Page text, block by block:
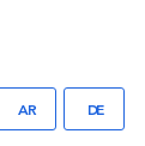
AR DE